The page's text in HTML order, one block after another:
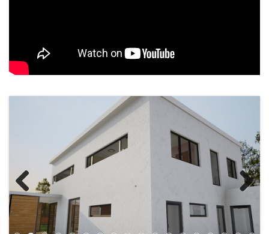
Previous Next